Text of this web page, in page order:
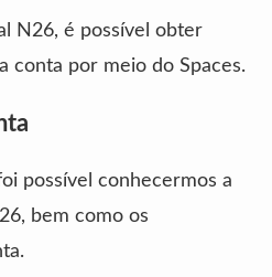
N26, é possível obter
conta por meio do Spaces.
possível conhecermos a
bem como os